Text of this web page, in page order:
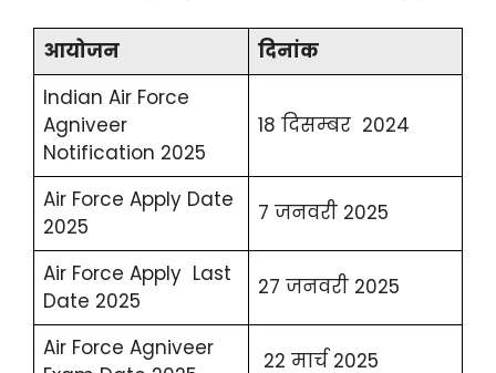
आयोजन
दिनांक
Indian Air Force
Agniveer
Notification 2025
18 दिसम्बर 2024
Air Force Apply Date
2025
7 जनवरी 2025
Air Force Apply Last
Date 2025
27 जनवरी 2025
Air Force Agniveer
22 मार्च 2025